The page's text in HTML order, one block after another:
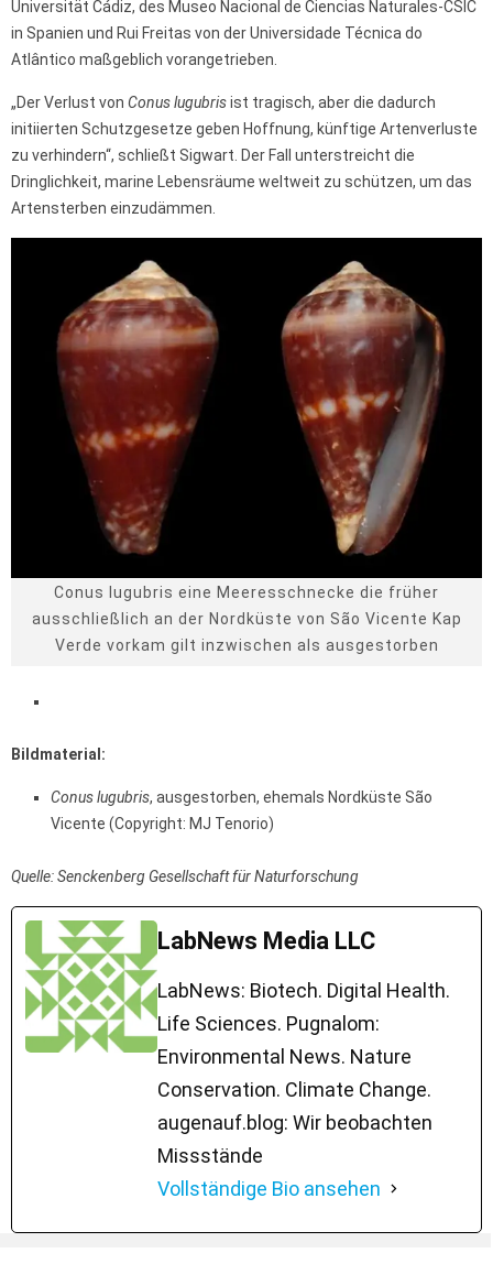
Universität Cádiz, des Museo Nacional de Ciencias Naturales-CSIC
in Spanien und Rui Freitas von der Universidade Técnica do
Atlântico maßgeblich vorangetrieben.
„Der Verlust von Conus lugubrisist tragisch, aber die dadurch
initiierten Schutzgesetze geben Hoffnung, künftige Artenverluste
zu verhindern“, schließt Sigwart. Der Fall unterstreicht die
Dringlichkeit, marine Lebensräume weltweit zu schützen, um das
Artensterben einzudämmen.
Conus lugubris eine Meeresschnecke die früher
ausschließlich an der Nordküste von São Vicente Kap
Verde vorkam gilt inzwischen als ausgestorben
Bildmaterial:
Conus lugubris, ausgestorben, ehemals Nordküste São
Vicente (Copyright: MJ Tenorio)
Quelle: Senckenberg Gesellschaft für Naturforschung
LabNews Media LLC
LabNews: Biotech. Digital Health.
Life Sciences. Pugnalom:
Environmental News. Nature
Conservation. Climate Change.
augenauf.blog: Wir beobachten
Missstände
Vollständige Bio ansehen